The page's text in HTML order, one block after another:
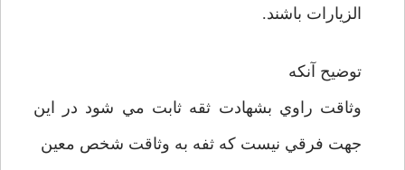
الزيارات باشند.
توضيح آنکه
وثاقت راوي بشهادت ثقه ثابت مي شود در اين
جهت فرقي نيست که ثفه به وثاقت شخص معين